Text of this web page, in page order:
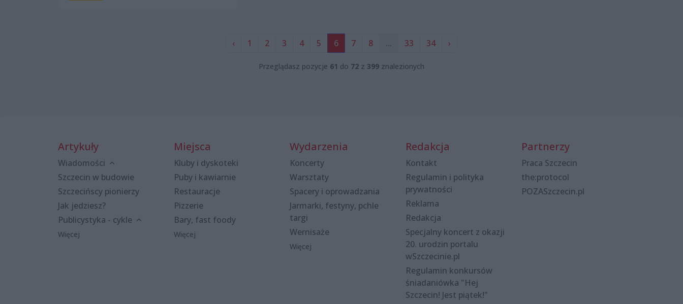
‹ 1 2 3 4 5 6 7 8 ... 33 34 ›
Przeglądasz pozycje 61 do 72 z 399 znalezionych
Artykuły
Wiadomości
Szczecin w budowie
Szczecińscy pionierzy
Jak jedziesz?
Publicystyka - cykle
Więcej
Miejsca
Kluby i dyskoteki
Puby i kawiarnie
Restauracje
Pizzerie
Bary, fast foody
Więcej
Wydarzenia
Koncerty
Warsztaty
Spacery i oprowadzania
Jarmarki, festyny, pchle
targi
Wernisaże
Więcej
Redakcja
Kontakt
Regulamin i polityka
prywatności
Reklama
Redakcja
Specjalny koncert z okazji
20. urodzin portalu
wSzczecinie.pl
Regulamin konkursów
śniadaniówka "Hej
Szczecin! Jest piątek!"
Partnerzy
Praca Szczecin
the:protocol
POZASzczecin.pl